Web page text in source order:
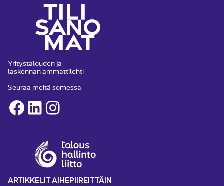
Yritystalouden ja
laskennan ammattilehti
Seuraa meitä somessa
Facebook
LinkedInInstagram
ARTIKKELIT AIHEPIIREITTÄIN